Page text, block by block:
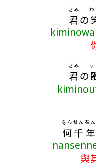
君
きみ
の
わ
君
きみ
の
何
なん
千
せん
年
ねん
與